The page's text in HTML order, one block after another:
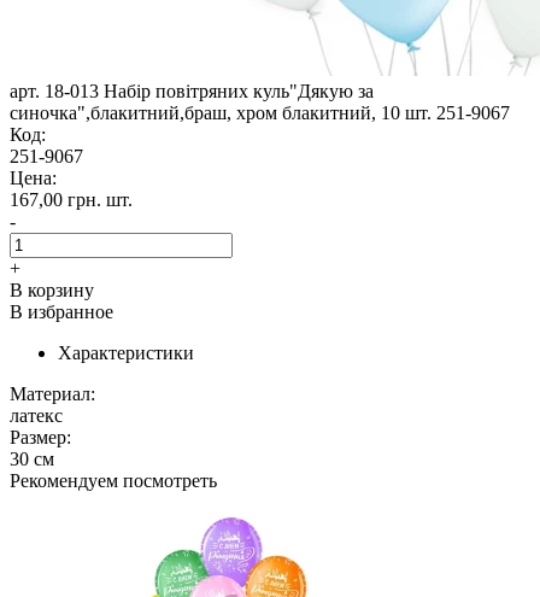
арт. 18-013 Набір повітряних куль"Дякую за
синочка",блакитний,браш, хром блакитний, 10 шт. 251-9067
Код:
251-9067
Цена:
167,00 грн. шт.
-
+
В корзину
В избранное
Характеристики
Материал:
латекс
Размер:
30 см
Рекомендуем посмотреть